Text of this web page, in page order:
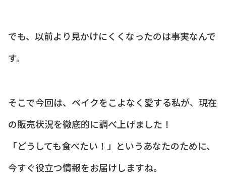
でも、以前より見かけにくくなったのは事実なんで
す。
そこで今回は、ベイクをこよなく愛する私が、現在
の販売状況を徹底的に調べ上げました！
「どうしても食べたい！」というあなたのために、
今すぐ役立つ情報をお届けしますね。